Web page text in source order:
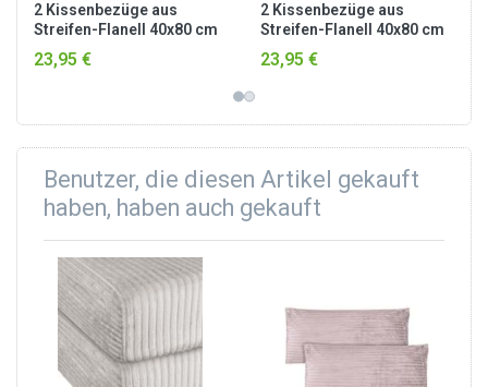
2 Kissenbezüge aus
Streifen-Flanell 40x80 cm
„Mendoza“ Hellgrau
23,95 €
2 Kissenbezüge aus
Streifen-Flanell 40x80 cm
„Mendoza“ Dunkelgrau
23,95 €
Benutzer, die diesen Artikel gekauft
haben, haben auch gekauft